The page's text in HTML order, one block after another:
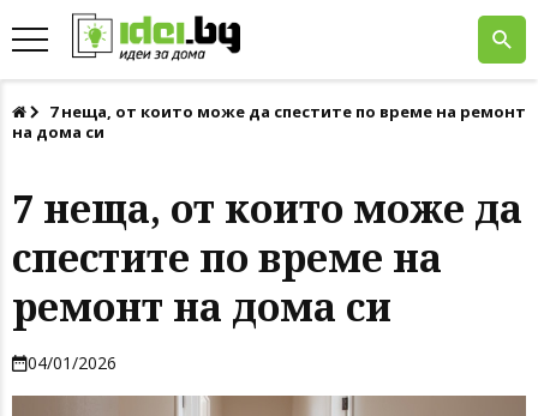
7 неща, от които може да спестите по време на ремонт
на дома си
7 неща, от които може да
спестите по време на
ремонт на дома си
04/01/2026